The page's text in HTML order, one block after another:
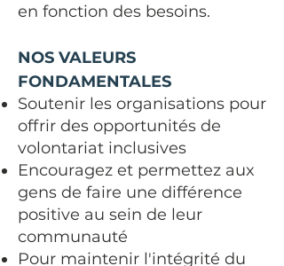
en fonction des besoins.
NOS VALEURS
FONDAMENTALES
Soutenir les organisations pour
offrir des opportunités de
volontariat inclusives
Encouragez et permettez aux
gens de faire une différence
positive au sein de leur
communauté
Pour maintenir l'intégrité du